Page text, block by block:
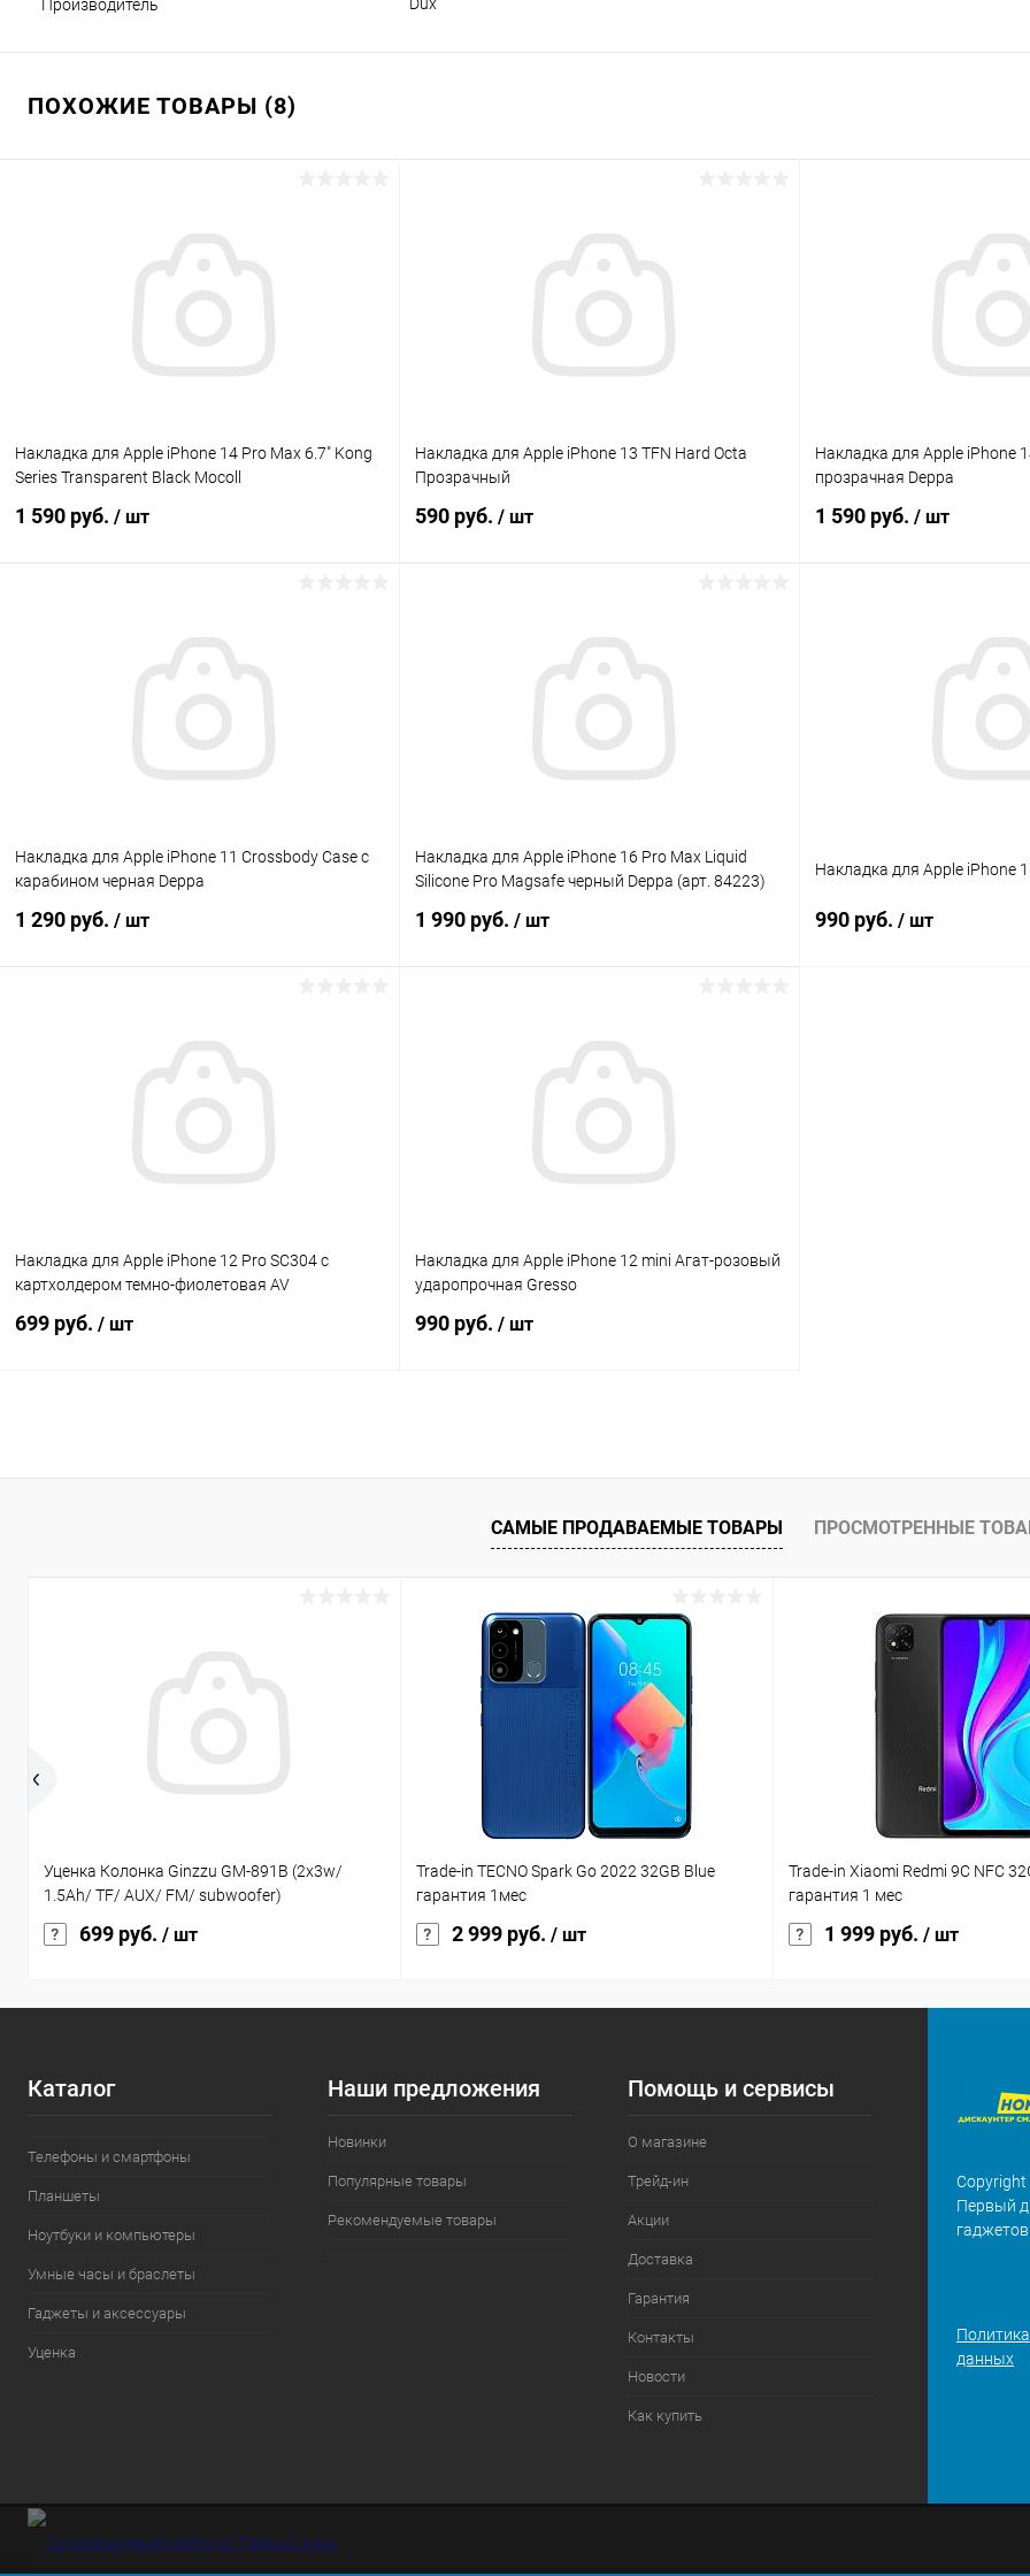
Производитель
ПОХОЖИЕ ТОВАРЫ (8)
Накладка для Apple iPhone 14 Pro Max 6.7" Kong
Series Transparent Black Mocoll
1 590 руб. / шт
Накладка для Apple iPhone 13 TFN Hard Octa
Прозрачный
590 руб. / шт
Накладка для Apple iPhone
прозрачная Deppa
1 590 руб. / шт
Накладка для Apple iPhone 11 Crossbody Case с
карабином черная Deppa
1 290 руб. / шт
Накладка для Apple iPhone 16 Pro Max Liquid
Silicone Pro Magsafe черный Deppa (арт. 84223)
1 990 руб. / шт
Накладка для Apple iPhone
990 руб. / шт
Накладка для Apple iPhone 12 Pro SC304 с
картхолдером темно-фиолетовая AV
699 руб. / шт
К сравнению
Накладка для Apple iPhone 12 mini Агат-розовый
ударопрочная Gresso
990 руб. / шт
К сравнению
В избранное В наличии
САМЫЕ ПРОДАВАЕМЫЕ ТОВАРЫ ПРОСМОТРЕННЫЕ
Уценка Колонка Ginzzu GM-891B (2x3w/
1.5Ah/ TF/ AUX/ FM/ subwoofer)
699 руб. / шт
Trade-in TECNO Spark Go 2022 32GB Blue
гарантия 1мес
2 999 руб. / шт
Trade-in Xiaomi Redmi 9C NFC
гарантия 1 мес
1 999 руб. / шт
Каталог
Телефоны и смартфоны
Планшеты
Ноутбуки и компьютеры
Умные часы и браслеты
Гаджеты и аксессуары
Уценка
Наши предложения
Новинки
Популярные товары
Рекомендуемые товары
Помощь и сервисы
О магазине
Трейд-ин
Акции
Доставка
Гарантия
Контакты
Новости
Как купить
Copyright
Первый
данных